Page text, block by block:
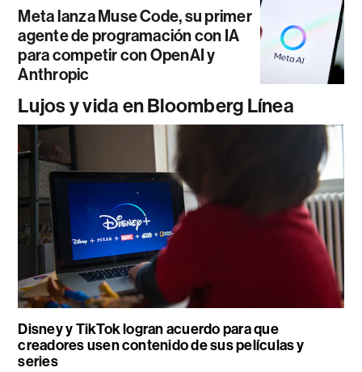
Meta lanza Muse Code, su primer
agente de programación con IA
para competir con OpenAI y
Anthropic
Lujos y vida en Bloomberg Línea
Disney y TikTok logran acuerdo para que
creadores usen contenido de sus películas y
series